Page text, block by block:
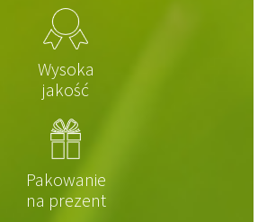
Wysoka
jakość
Pakowanie
na prezent